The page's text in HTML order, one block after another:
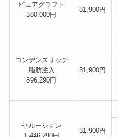
ピュアグラフト
380,000円
31,900円
コンデンスリッチ
脂肪注入
896,290円
31,900円
セルーション
31,900円